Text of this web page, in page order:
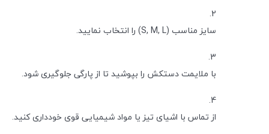
سایز مناسب (S, M, L) را انتخاب نمایید.
با ملایمت دستکش را بپوشید تا از پارگی جلوگیری شود.
از تماس با اشیای تیز یا مواد شیمیایی قوی خودداری کنید.